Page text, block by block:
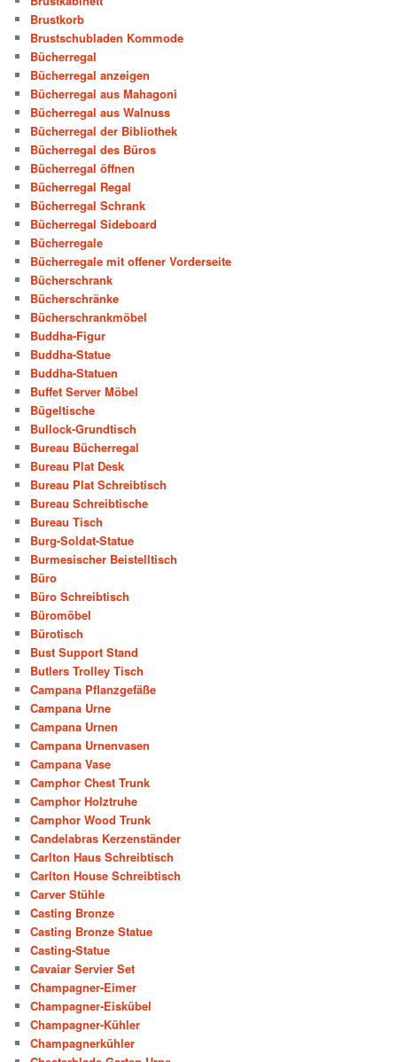
Brustkorb
Brustschubladen Kommode
Bücherregal
Bücherregal anzeigen
Bücherregal aus Mahagoni
Bücherregal aus Walnuss
Bücherregal der Bibliothek
Bücherregal des Büros
Bücherregal öffnen
Bücherregal Regal
Bücherregal Schrank
Bücherregal Sideboard
Bücherregale
Bücherregale mit offener Vorderseite
Bücherschrank
Bücherschränke
Bücherschrankmöbel
Buddha-Figur
Buddha-Statue
Buddha-Statuen
Buffet Server Möbel
Bügeltische
Bullock-Grundtisch
Bureau Bücherregal
Bureau Plat Desk
Bureau Plat Schreibtisch
Bureau Schreibtische
Bureau Tisch
Burg-Soldat-Statue
Burmesischer Beistelltisch
Büro
Büro Schreibtisch
Büromöbel
Bürotisch
Bust Support Stand
Butlers Trolley Tisch
Campana Pflanzgefäße
Campana Urne
Campana Urnen
Campana Urnenvasen
Campana Vase
Camphor Chest Trunk
Camphor Holztruhe
Camphor Wood Trunk
Candelabras Kerzenständer
Carlton Haus Schreibtisch
Carlton House Schreibtisch
Carver Stühle
Casting Bronze
Casting Bronze Statue
Casting-Statue
Cavaiar Servier Set
Champagner-Eimer
Champagner-Eiskübel
Champagner-Kühler
Champagnerkühler